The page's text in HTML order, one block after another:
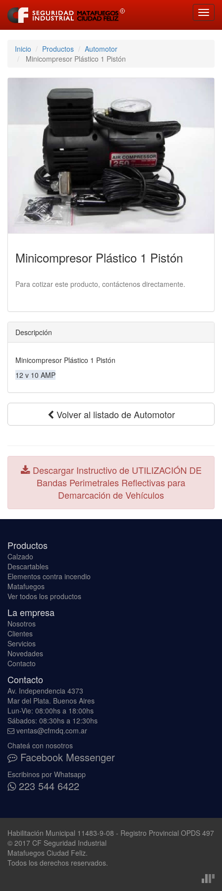
Inicio Productos
Automotor
Minicompresor Plástico 1 Pistón
Minicompresor Plástico 1 Pistón
Para cotizar este producto, contáctenos directamente.
Descripción
Minicompresor Plástico 1 Pistón
12 v 10 AMP
Volver al listado de Automotor
Descargar Instructivo de UTILIZACIÓN DE
Bandas Perimetrales Reflectivas para
Demarcación de Vehículos
Productos
Calzado
Descartables
Elementos contra incendio
Matafuegos
Ver todos los productos
La empresa
Nosotros
Clientes
Servicios
Novedades
Contacto
Contacto
Av. Independencia 4373
Mar del Plata. Buenos Aires
Lun-Vie: 08:00hs a 18:00hs
Sábados: 08:30hs a 12:30hs
ventas@cfmdq.com.ar
Chateá con nosotros
Facebook Messenger
Escribinos por Whatsapp
223 544 6422
Habilitación Municipal 11483-9-08 - Registro Provincial OPDS 497
© 2017 CF Seguridad Industrial
Matafuegos Ciudad Feliz.
Todos los derechos reservados.